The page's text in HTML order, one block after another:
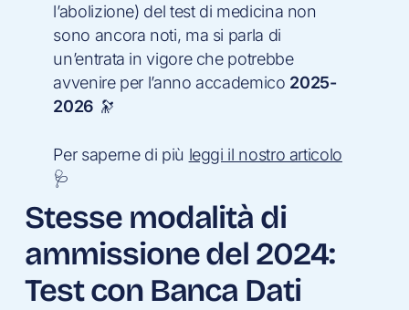
l’abolizione) del test di medicina non
sono ancora noti, ma si parla di
un’entrata in vigore che potrebbe
avvenire per l’anno accademico 2025-
2026 🔭
Per saperne di più leggi il nostro articolo
🩺
Stesse modalità di
ammissione del 2024:
Test con Banca Dati